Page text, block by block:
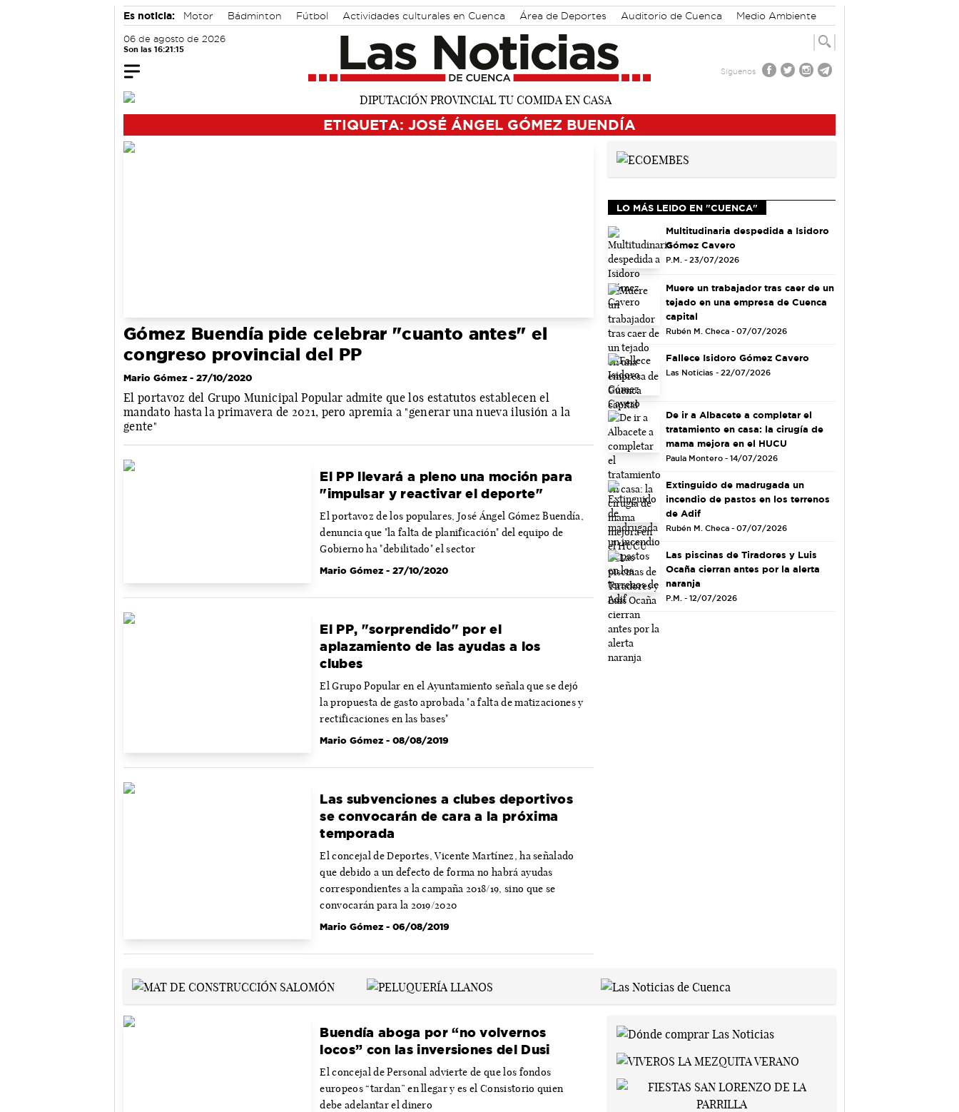
Es noticia: Motor Bádminton Fútbol Actividades culturales en Cuenca Área de Deportes Auditorio de Cuenca Medio Ambiente
06 de agosto de 2026
Son las 16:21:15
Síguenos
ETIQUETA: JOSÉ ÁNGEL GÓMEZ BUENDÍA
Gómez Buendía pide celebrar "cuanto antes" el
congreso provincial del PP
Mario Gómez - 27/10/2020
El portavoz del Grupo Municipal Popular admite que los estatutos establecen el
mandato hasta la primavera de 2021, pero apremia a "generar una nueva ilusión a la
gente"
El PP llevará a pleno una moción para
"impulsar y reactivar el deporte"
El portavoz de los populares, José Ángel Gómez Buendía,
denuncia que "la falta de planificación" del equipo de
Gobierno ha "debilitado" el sector
Mario Gómez - 27/10/2020
El PP, "sorprendido" por el
aplazamiento de las ayudas a los
clubes
El Grupo Popular en el Ayuntamiento señala que se dejó
la propuesta de gasto aprobada "a falta de matizaciones y
rectificaciones en las bases"
Mario Gómez - 08/08/2019
Las subvenciones a clubes deportivos
se convocarán de cara a la próxima
temporada
El concejal de Deportes, Vicente Martínez, ha señalado
que debido a un defecto de forma no habrá ayudas
correspondientes a la campaña 2018/19, sino que se
convocarán para la 2019/2020
Mario Gómez - 06/08/2019
LO MÁS LEIDO EN "CUENCA"
Multitudinaria despedida a Isidoro
Gómez Cavero
P.M. - 23/07/2026
Muere un trabajador tras caer de un
tejado en una empresa de Cuenca
capital
Rubén M. Checa - 07/07/2026
Fallece Isidoro Gómez Cavero
Las Noticias - 22/07/2026
De ir a Albacete a completar el
tratamiento en casa: la cirugía de
mama mejora en el HUCU
Paula Montero - 14/07/2026
Extinguido de madrugada un
incendio de pastos en los terrenos
de Adif
Rubén M. Checa - 07/07/2026
Las piscinas de Tiradores y Luis
Ocaña cierran antes por la alerta
naranja
P.M. - 12/07/2026
Buendía aboga por “no volvernos
locos” con las inversiones del Dusi
El concejal de Personal advierte de que los fondos
europeos “tardan” en llegar y es el Consistorio quien
debe adelantar el dinero